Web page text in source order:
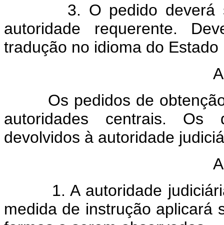
3. O pedido deverá ser
autoridade requerente.
tradução no idioma do Estado
Os pedidos de obtenção
autoridades centrais. Os
devolvidos à autoridade
1. A autoridade judiciária
medida de instrução aplicará